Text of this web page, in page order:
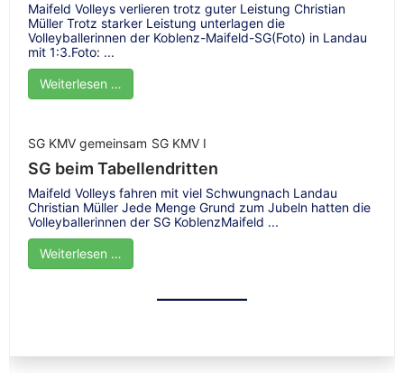
Maifeld Volleys verlieren trotz guter Leistung Christian
Müller Trotz starker Leistung unterlagen die
Volleyballerinnen der Koblenz-Maifeld-SG(Foto) in Landau
mit 1:3.Foto: ...
Weiterlesen …
SG KMV gemeinsam SG KMV I
SG beim Tabellendritten
Maifeld Volleys fahren mit viel Schwungnach Landau
Christian Müller Jede Menge Grund zum Jubeln hatten die
Volleyballerinnen der SG KoblenzMaifeld ...
Weiterlesen …